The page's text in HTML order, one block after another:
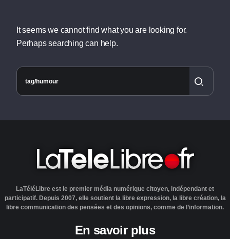
It seems we cannot find what you are looking for.
Perhaps searching can help.
LaTéléLibre est le premier média numérique citoyen, indépendant et
participatif. Depuis 2007, elle soutient la libre expression, la libre création, la
libre communication des pensées et des opinions, comme de l’information.
En savoir plus